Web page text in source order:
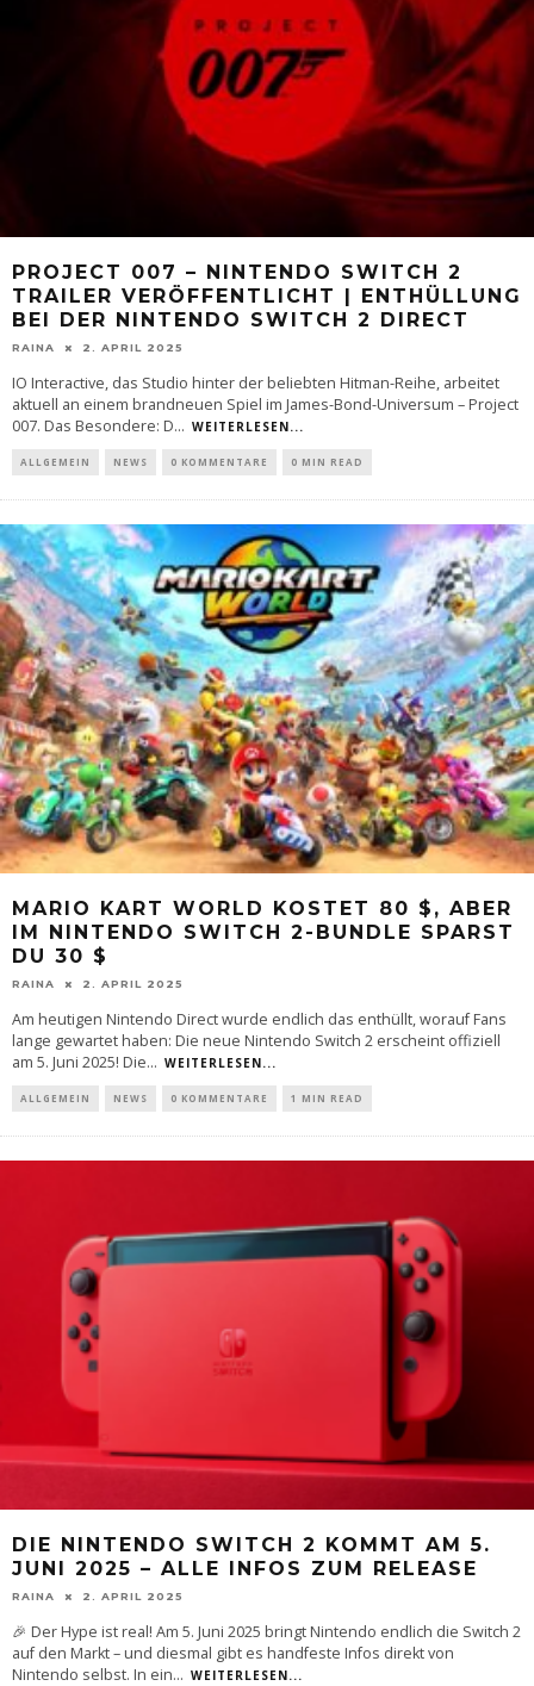
PROJECT 007 – NINTENDO SWITCH 2
TRAILER VERÖFFENTLICHT | ENTHÜLLUNG
BEI DER NINTENDO SWITCH 2 DIRECT
RAINA 2. APRIL 2025
IO Interactive, das Studio hinter der beliebten Hitman-Reihe, arbeitet
aktuell an einem brandneuen Spiel im James-Bond-Universum – Project
007. Das Besondere: D... WEITERLESEN...
ALLGEMEIN NEWS 0 KOMMENTARE 0 MIN READ
MARIO KART WORLD KOSTET 80 $, ABER
IM NINTENDO SWITCH 2-BUNDLE SPARST
DU 30 $
RAINA 2. APRIL 2025
Am heutigen Nintendo Direct wurde endlich das enthüllt, worauf Fans
lange gewartet haben: Die neue Nintendo Switch 2 erscheint offiziell
am 5. Juni 2025! Die... WEITERLESEN...
ALLGEMEIN NEWS 0 KOMMENTARE 1 MIN READ
DIE NINTENDO SWITCH 2 KOMMT AM 5.
JUNI 2025 – ALLE INFOS ZUM RELEASE
RAINA 2. APRIL 2025
🎉 Der Hype ist real! Am 5. Juni 2025 bringt Nintendo endlich die Switch 2
auf den Markt – und diesmal gibt es handfeste Infos direkt von
Nintendo selbst. In ein... WEITERLESEN...